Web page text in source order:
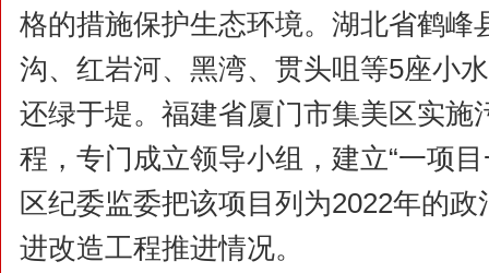
格的措施保护生态环境。湖北省鹤峰
沟、红岩河、黑湾、贯头咀等5座小
还绿于堤。福建省厦门市集美区实施
程，专门成立领导小组，建立“一项
区纪委监委把该项目列为2022年的
进改造工程推进情况。